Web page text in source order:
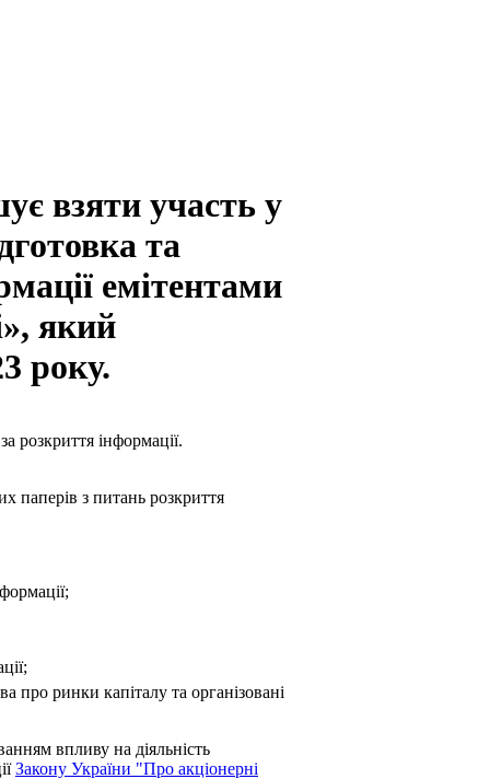
взяти участь у
та
емітентами
який
року.
розкриття інформації.
паперів з питань розкриття
про ринки капіталу та організовані
впливу на діяльність
Закону України "Про акціонерні